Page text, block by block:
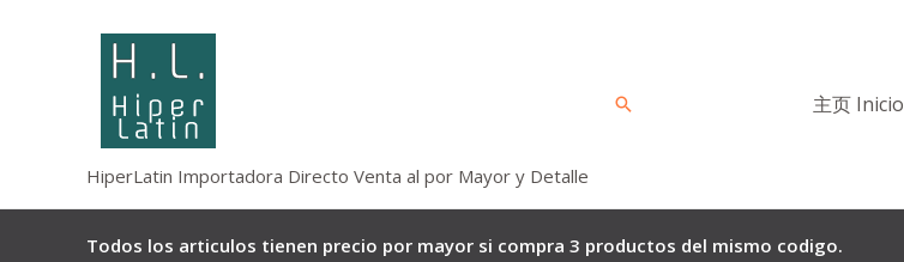
HiperLatin Importadora Directo Venta al por Mayor y Detalle
Buscar 主页 Inicio
Todos los articulos tienen precio por mayor si compra 3 productos del mismo codigo.